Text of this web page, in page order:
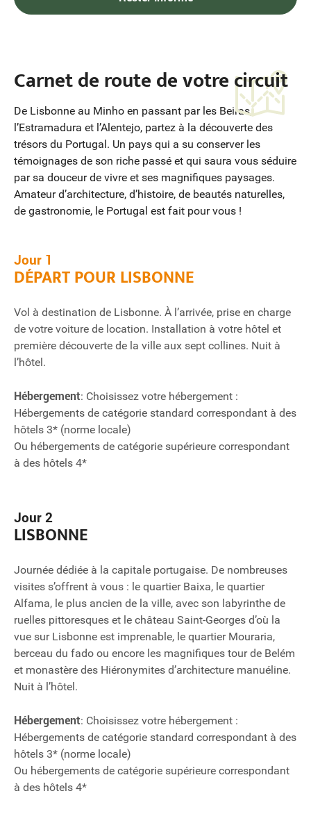
Carnet de route de votre circuit
De Lisbonne au Minho en passant par les Beiras,
l’Estramadura et l’Alentejo, partez à la découverte des
trésors du Portugal. Un pays qui a su conserver les
témoignages de son riche passé et qui saura vous séduire
par sa douceur de vivre et ses magnifiques paysages.
Amateur d’architecture, d’histoire, de beautés naturelles,
de gastronomie, le Portugal est fait pour vous !
Jour 1
DÉPART POUR LISBONNE
Vol à destination de Lisbonne. À l’arrivée, prise en charge
de votre voiture de location. Installation à votre hôtel et
première découverte de la ville aux sept collines. Nuit à
l’hôtel.
Hébergement: Choisissez votre hébergement :
Hébergements de catégorie standard correspondant à des
hôtels 3* (norme locale)
Ou hébergements de catégorie supérieure correspondant
à des hôtels 4*
Jour 2
LISBONNE
Journée dédiée à la capitale portugaise. De nombreuses
visites s’offrent à vous : le quartier Baixa, le quartier
Alfama, le plus ancien de la ville, avec son labyrinthe de
ruelles pittoresques et le château Saint-Georges d’où la
vue sur Lisbonne est imprenable, le quartier Mouraria,
berceau du fado ou encore les magnifiques tour de Belém
et monastère des Hiéronymites d’architecture manuéline.
Nuit à l’hôtel.
Hébergement: Choisissez votre hébergement :
Hébergements de catégorie standard correspondant à des
hôtels 3* (norme locale)
Ou hébergements de catégorie supérieure correspondant
à des hôtels 4*